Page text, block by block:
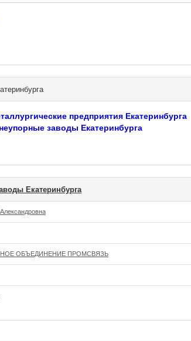
предприятия Екатеринбурга
заводы Екатеринбурга
Екатеринбурга
ОБЪЕДИНЕНИЕ ПРОМСВЯЗЬ